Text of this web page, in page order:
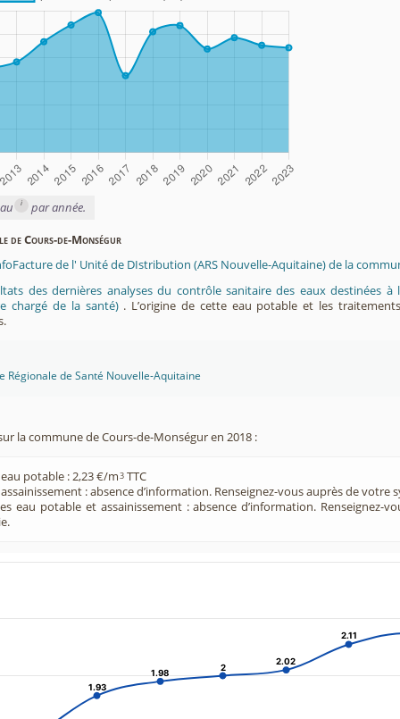
i par année.
de Cours-de-Monségur
de l' Unité de DIstribution (ARS Nouvelle-Aquitaine) de la
des dernières analyses du contrôle sanitaire des eaux destinées
chargé de la santé) . L’origine de cette eau potable et les
Régionale de Santé Nouvelle-Aquitaine
la commune de Cours-de-Monségur en 2018 :
potable : 2,23 €/m3 TTC
: absence d’information. Renseignez-vous auprès de votre
eau potable et assainissement : absence d’information. Renseignez-
1.93
1.93
1.98
1.98
2
2
2.02
2.02
2.11
2.11